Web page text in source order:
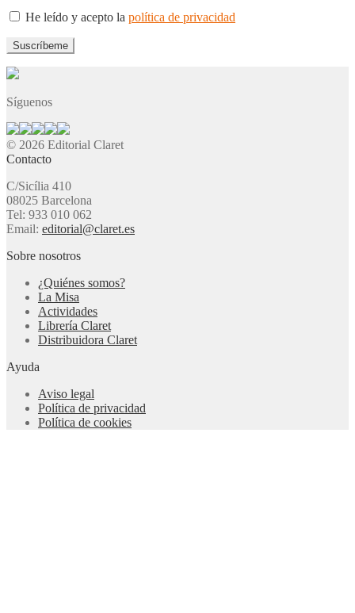
He leído y acepto la política de privacidad
Síguenos
© 2026 Editorial Claret
Contacto
C/Sicília 410
08025 Barcelona
Tel: 933 010 062
Email: editorial@claret.es
Sobre nosotros
¿Quiénes somos?
La Misa
Actividades
Librería Claret
Distribuidora Claret
Ayuda
Aviso legal
Política de privacidad
Política de cookies